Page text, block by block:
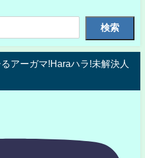
検索
アーガマ!Haraハラ!未解決人